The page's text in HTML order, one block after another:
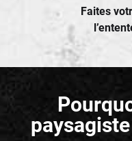
Faites